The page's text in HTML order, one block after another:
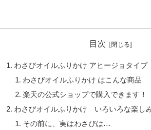
目次
わさびオイルふりかけ アヒージョタイ
わさびオイルふりかけ はこんな商品
楽天の公式ショップで購入できます！
わさびオイルふりかけ いろいろな楽し
その前に、実はわさびは…